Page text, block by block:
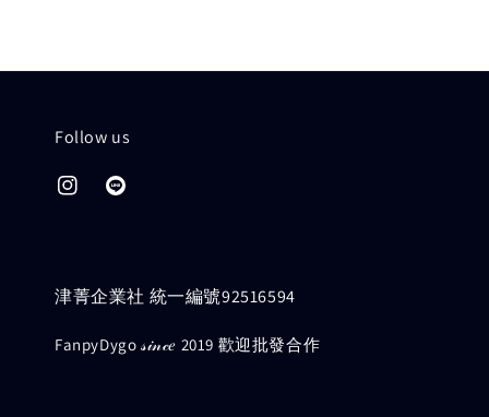
Follow us
津菁企業社 統一編號92516594
FanpyDygo 𝓈𝒾𝓃𝒸𝑒 2019 歡迎批發合作